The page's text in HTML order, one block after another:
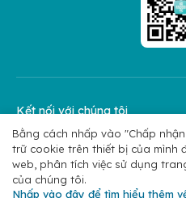
Chính sách bảo mật Copyright
Kết nối với chúng tôi
Bằng cách nhấp vào "Chấp
trữ cookie trên thiết bị của mình
web, phân tích việc sử dụng
của chúng tôi.
Nhấp vào đây để tìm hiểu thêm